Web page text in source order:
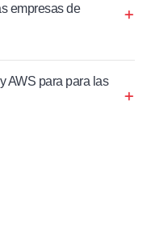
empresas de
AWS para para las